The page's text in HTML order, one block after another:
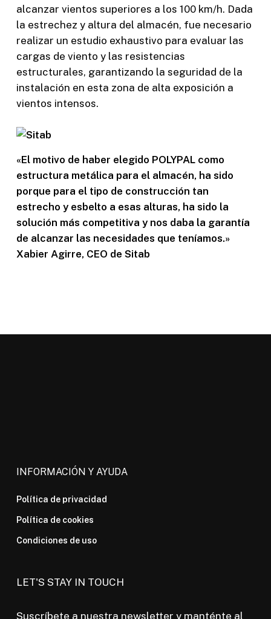
alcanzar vientos superiores a los 100 km/h. Dada
la estrechez y altura del almacén, fue necesario
realizar un estudio exhaustivo para evaluar las
cargas de viento y las resistencias
estructurales, garantizando la seguridad de la
instalación en esta zona de alta exposición a
vientos intensos.
«El motivo de haber elegido POLYPAL como
estructura metálica para el almacén, ha sido
porque para el tipo de construcción tan
estrecho y esbelto a esas alturas, ha sido la
solución más competitiva y nos daba la garantía
de alcanzar las necesidades que teníamos.»
Xabier Agirre, CEO de Sitab
INFORMACIÓN Y AYUDA
Política de privacidad
Política de cookies
Condiciones de uso
LET'S STAY IN TOUCH
Suscríbete a nuestra newsletter y manténte al